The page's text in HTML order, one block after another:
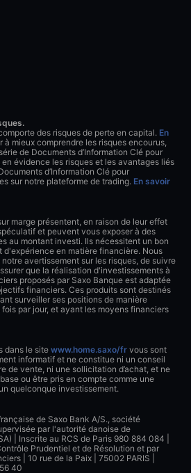
des risques de perte en capital. En
à mieux comprendre les risques encourus,
de Documents d’Information Clé pour
en évidence les risques et les avantages liés
d’Information Clé pour
sur notre plateforme de trading. En savoir
marge présentent, en raison de leur effet
et peuvent vous exposer à des
au montant investi. Ils nécessitent un bon
d'expérience en matière financière. Nous
avertissement sur les risques, de suivre
que la réalisation d'investissements à
proposés par Saxo Banque est adaptée
financiers. Ces produits sont destinés
surveiller ses positions de manière
par jour, et ayant les moyens financiers
dans le site www.home.saxo/fr vous sont
informatif et ne constitue ni un conseil
de vente, ni une sollicitation d’achat, et ne
ou être pris en compte comme une
quelconque investissement.
de Saxo Bank A/S., société
par l'autorité danoise de
| Inscrite au RCS de Paris 980 884 084 |
Prudentiel et de Résolution et par
| 10 rue de la Paix | 75002 PARIS |
40